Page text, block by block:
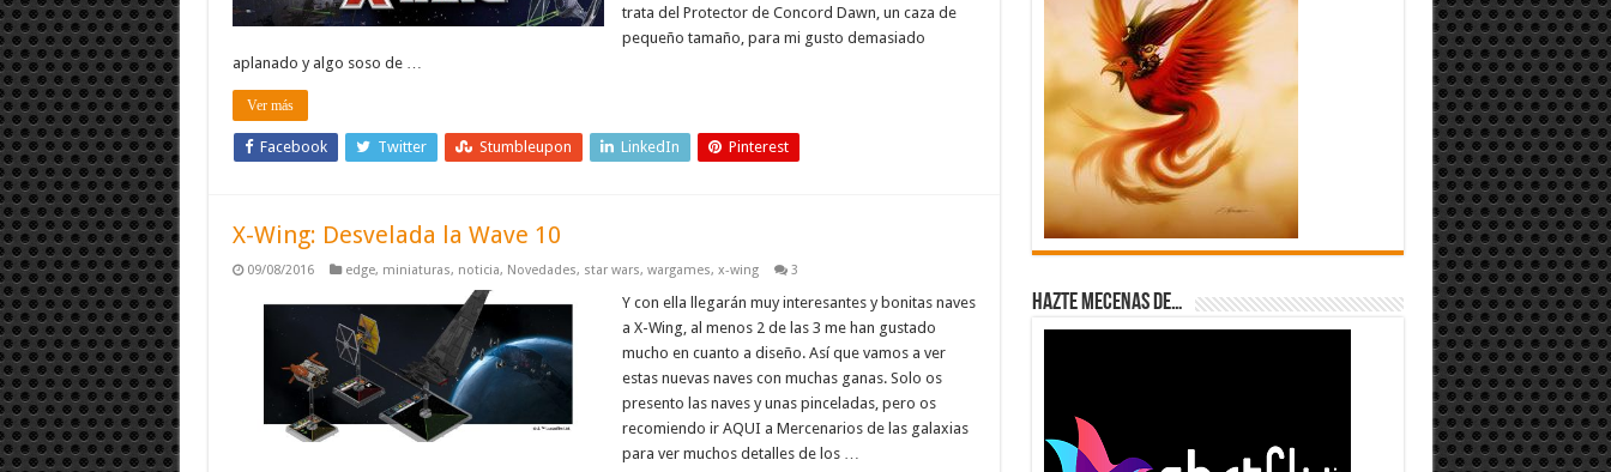
trata del Protector de Concord Dawn, un caza de
pequeño tamaño, para mi gusto demasiado
aplanado y algo soso de …
Ver más
Facebook Twitter Stumbleupon LinkedIn Pinterest
X-Wing: Desvelada la Wave 10
09/08/2016 edge, miniaturas, noticia, Novedades, star wars, wargames, x-wing 3
Y con ella llegarán muy interesantes y bonitas naves
a X-Wing, al menos 2 de las 3 me han gustado
mucho en cuanto a diseño. Así que vamos a ver
estas nuevas naves con muchas ganas. Solo os
presento las naves y unas pinceladas, pero os
recomiendo ir AQUI a Mercenarios de las galaxias
para ver muchos detalles de los …
Hazte Mecenas de…